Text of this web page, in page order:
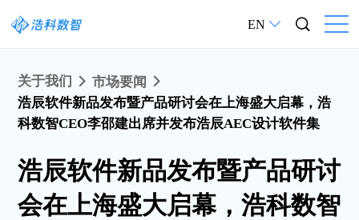
EN
关于我们
市场要闻
浩辰软件新品发布暨产品研讨会在上海盛大启幕，浩
科数智CEO李邵建出席并发布浩辰AEC设计软件集
浩辰软件新品发布暨产品研讨
会在上海盛大启幕，浩科数智